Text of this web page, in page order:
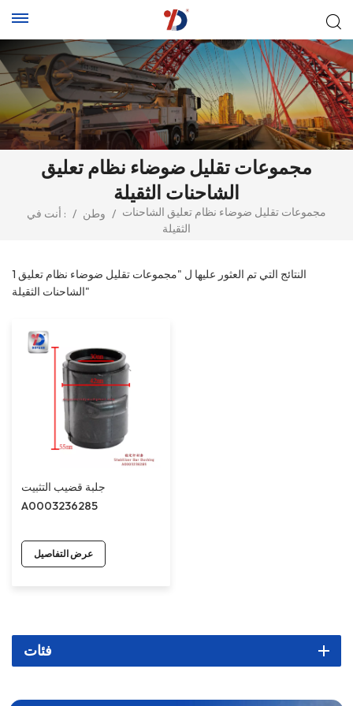
مجموعات تقليل ضوضاء نظام تعليق
الشاحنات الثقيلة
أنت في : / وطن / مجموعات تقليل ضوضاء نظام تعليق الشاحنات
الثقيلة
1 النتائج التي تم العثور عليها ل "مجموعات تقليل ضوضاء نظام تعليق
الشاحنات الثقيلة"
جلبة قضيب التثبيت
A0003236285
عرض التفاصيل
فئات